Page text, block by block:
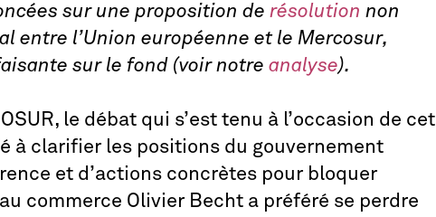
sur une proposition de résolution non
entre l’Union européenne et le Mercosur,
sur le fond (voir notre analyse).
le débat qui s’est tenu à l’occasion de cet
à clarifier les positions du gouvernement
et d’actions concrètes pour bloquer
commerce Olivier Becht a préféré se perdre